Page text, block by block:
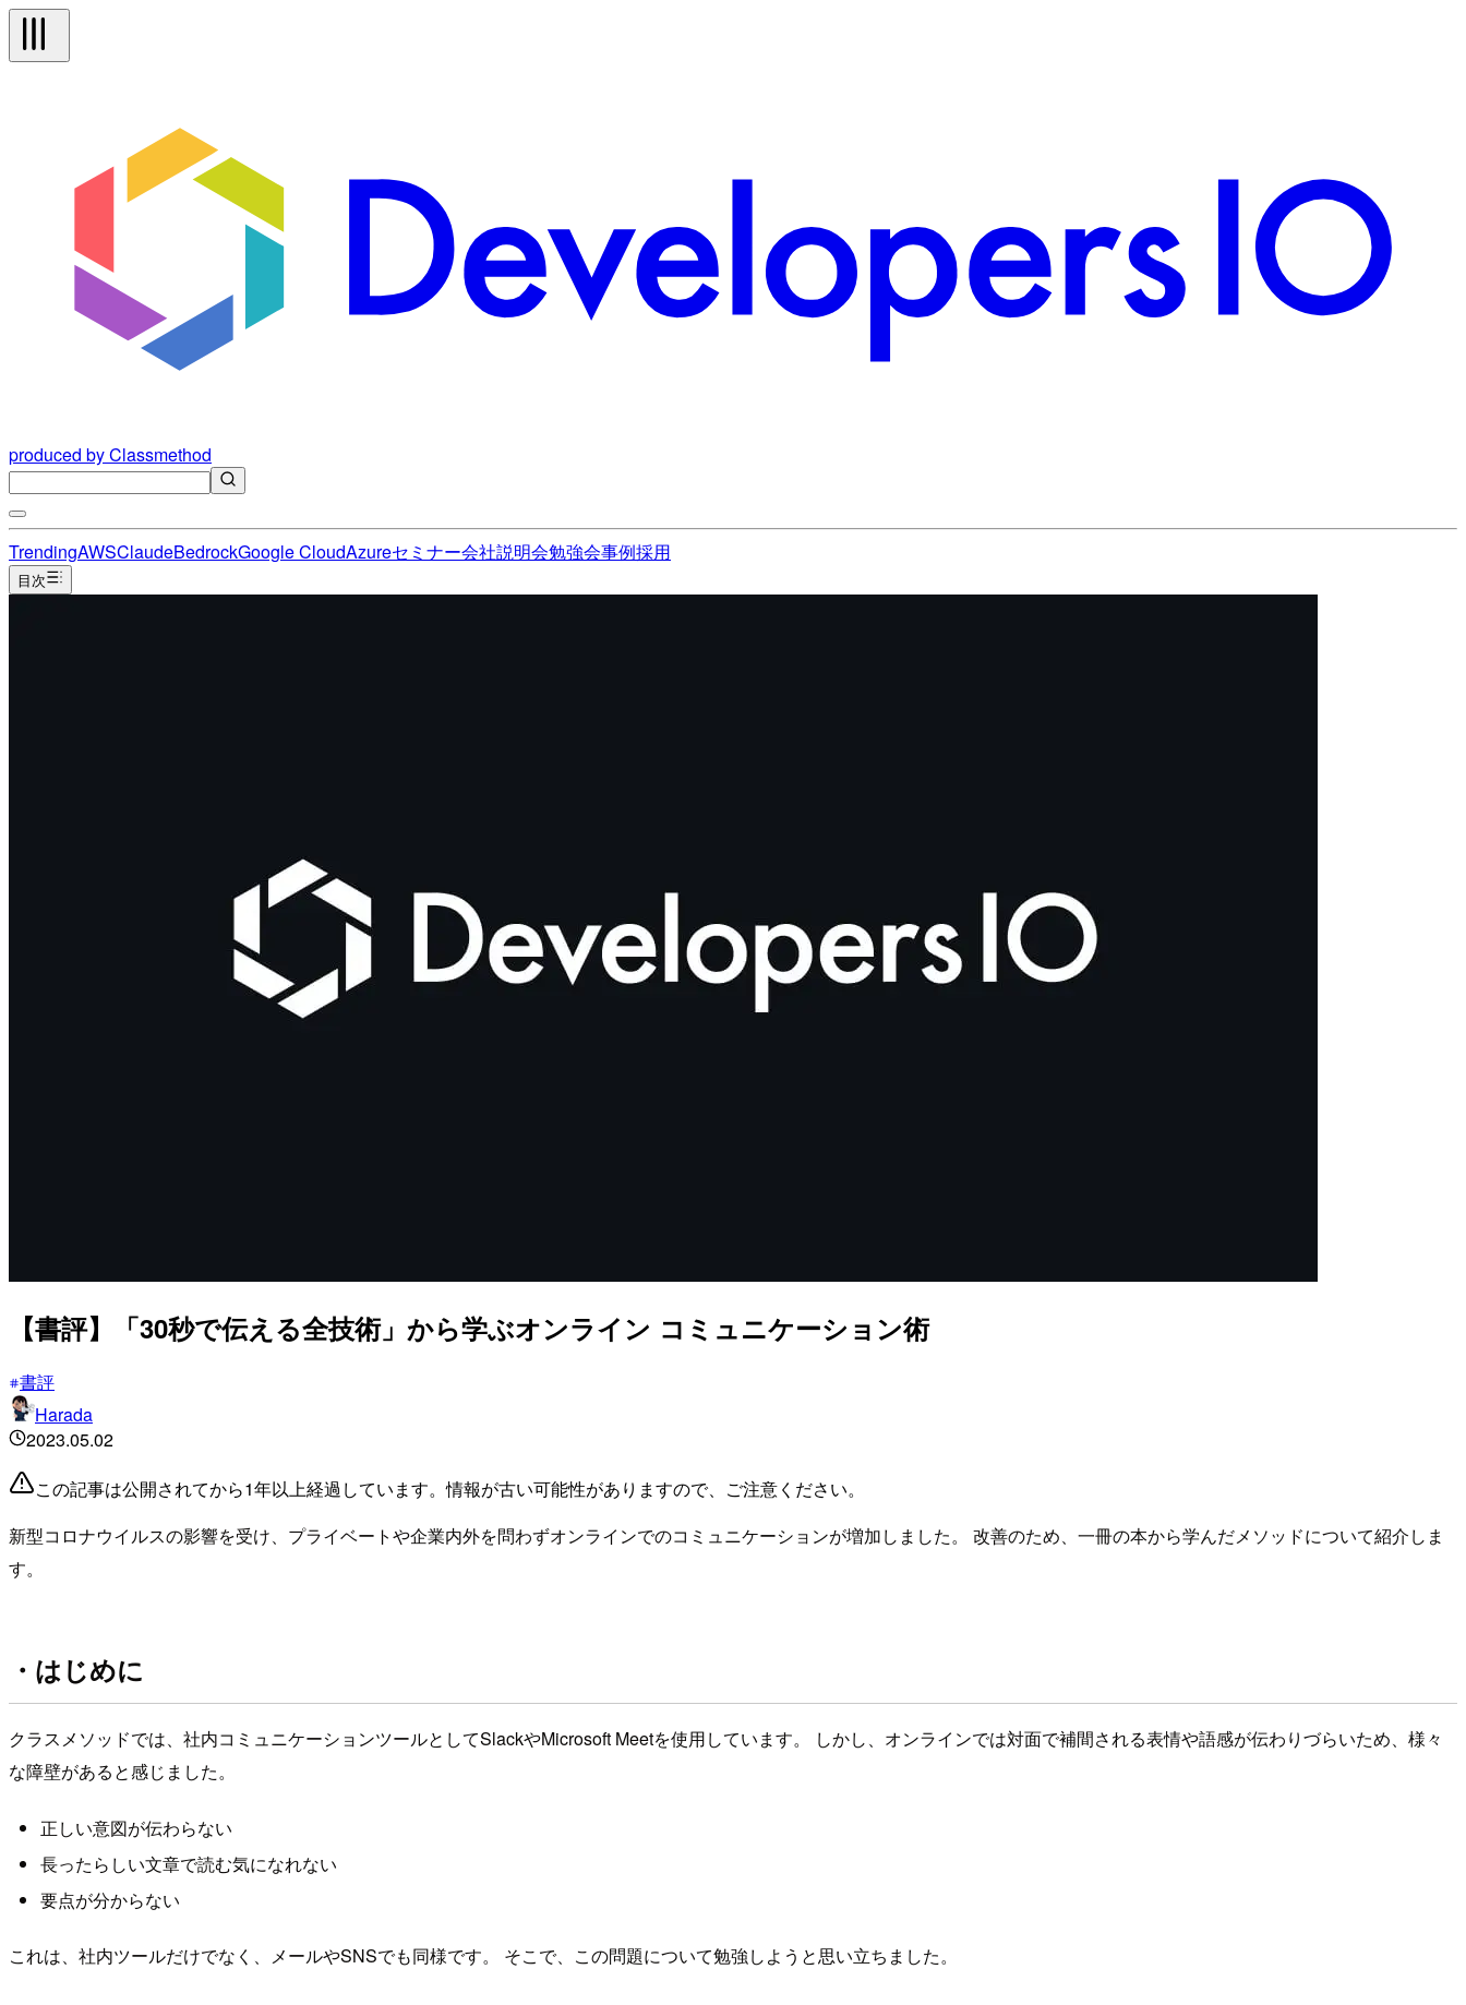
produced by Classmethod
TrendingAWSClaudeBedrockGoogle CloudAzureセミナー会社説明会勉強会事例採用
目次
【書評】「30秒で伝える全技術」から学ぶオンライン コミュニケーション術
書評
Harada
2023.05.02
この記事は公開されてから1年以上経過しています。情報が古い可能性がありますので、ご注意ください。
新型コロナウイルスの影響を受け、プライベートや企業内外を問わずオンラインでのコミュニケーションが増加しました。 改善のため、一冊の本から学んだメソッドについて紹介しま
す。
・はじめに
クラスメソッドでは、社内コミュニケーションツールとしてSlackやMicrosoft Meetを使用しています。 しかし、オンラインでは対面で補間される表情や語感が伝わりづらいため、様々
な障壁があると感じました。
正しい意図が伝わらない
長ったらしい文章で読む気になれない
要点が分からない
これは、社内ツールだけでなく、メールやSNSでも同様です。 そこで、この問題について勉強しようと思い立ちました。